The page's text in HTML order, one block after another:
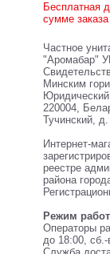
Бесплатная
сумме
Частное
"Аромабар"
Минским
220004,
Тучинский,
Интернет-
реестре
района
Режим
Операторы
до 18:00,